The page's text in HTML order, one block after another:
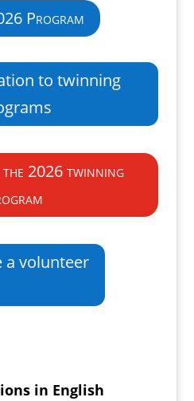
Program
to twinning
the 2026 twinning
a volunteer
in English